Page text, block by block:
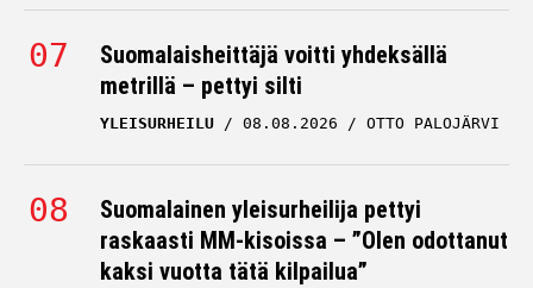
Suomalaisheittäjä voitti yhdeksällä
metrillä – pettyi silti
YLEISURHEILU 08.08.2026 OTTO PALOJÄRVI
Suomalainen yleisurheilija pettyi
raskaasti MM-kisoissa – ”Olen odottanut
kaksi vuotta tätä kilpailua”